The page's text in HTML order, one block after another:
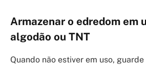
Armazenar o edredom em
algodão ou TNT
Quando não estiver em uso,